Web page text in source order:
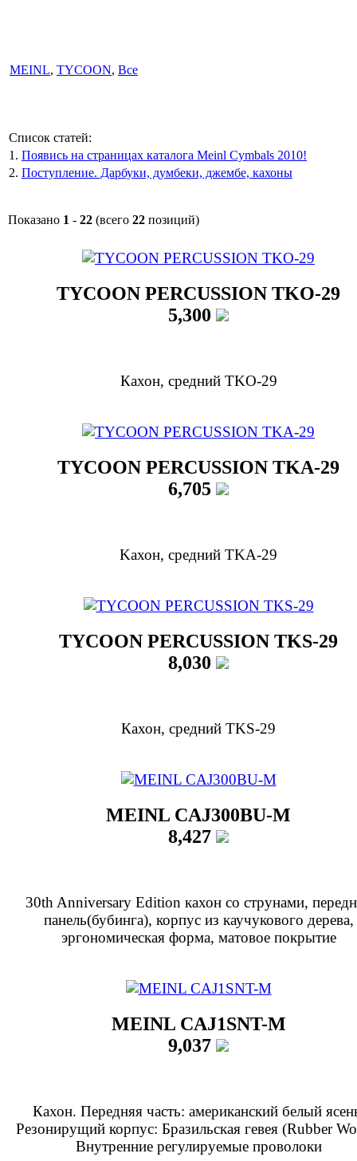
MEINL, TYCOON, Все
Список статей:
1. Появись на страницах каталога Meinl Cymbals 2010!
2. Поступление. Дарбуки, думбеки, джембе, кахоны
Показано 1 - 22 (всего 22 позиций)
TYCOON PERCUSSION TKO-29
5,300
Кахон, средний TKO-29
TYCOON PERCUSSION TKA-29
6,705
Kахон, средний TKA-29
TYCOON PERCUSSION TKS-29
8,030
Кахон, средний TKS-29
MEINL CAJ300BU-M
8,427
30th Anniversary Edition кахон со струнами,
панель(бубинга), корпус из каучукового дерева,
эргономическая форма, матовое покрытие
MEINL CAJ1SNT-M
9,037
Кахон. Передняя часть: американский белый
Резонирущий корпус: Бразильская гевея (Rubber
Внутренние регулируемые проволоки